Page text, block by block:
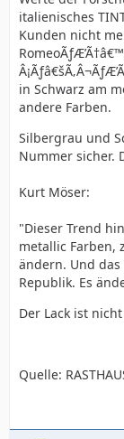
italienisches
Kunden nicht
in Schwarz am
andere Farben.
Silbergrau und
Nummer sicher.
Kurt Möser:
"Dieser Trend
metallic Farben,
ändern. Und
Republik. Es
Der Lack ist
Quelle: